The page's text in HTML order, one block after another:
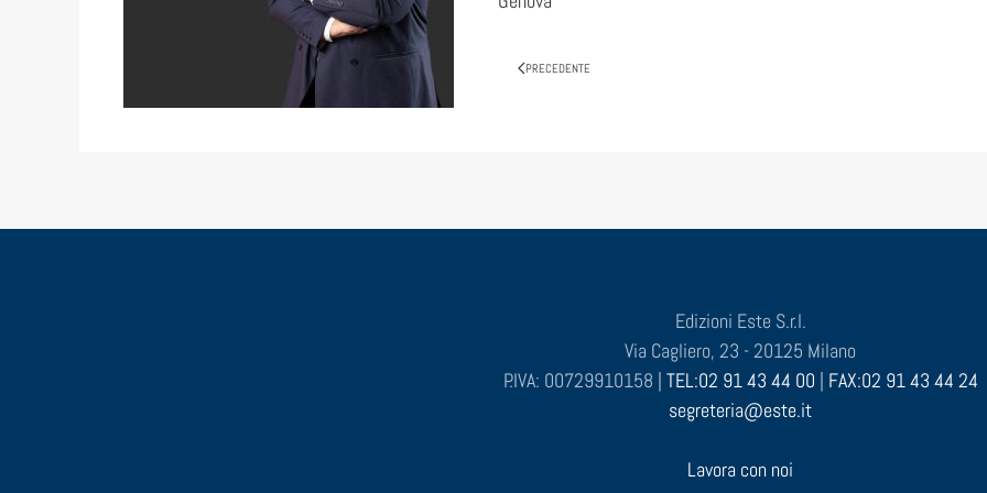
PRECEDENTE
Edizioni Este S.r.l.
Via Cagliero, 23 - 20125 Milano
P.IVA: 00729910158 | TEL:02 91 43 44 00 | FAX:02 91 43 44 24
segreteria@este.it
Lavora con noi